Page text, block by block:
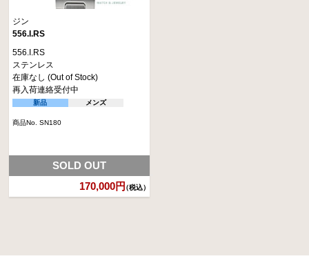
ジン
556.I.RS
556.I.RS
ステンレス
在庫なし (Out of Stock)
再入荷連絡受付中
新品 メンズ
商品No. SN180
170,000円（税込）
SOLD OUT